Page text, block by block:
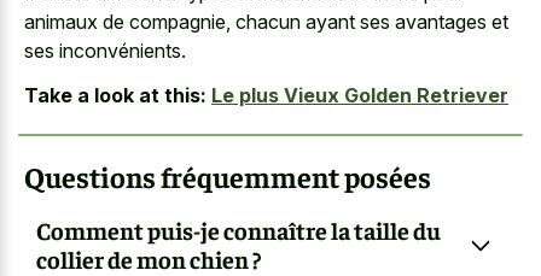
animaux de compagnie, chacun ayant ses avantages et
ses inconvénients.
Take a look at this: Le plus Vieux Golden Retriever
Questions fréquemment posées
Comment puis-je connaître la taille du
collier de mon chien ?